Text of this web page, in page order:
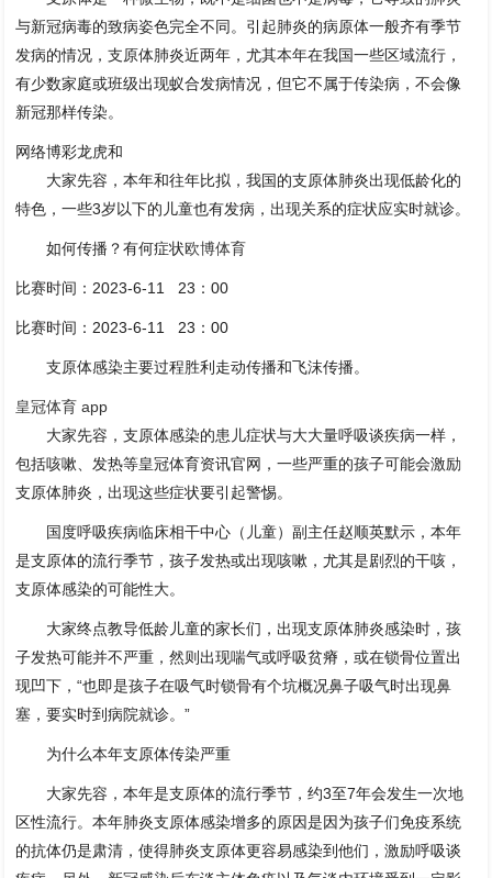
与新冠病毒的致病姿色完全不同。引起肺炎的病原体一般齐有季节
发病的情况，支原体肺炎近两年，尤其本年在我国一些区域流行，
有少数家庭或班级出现蚁合发病情况，但它不属于传染病，不会像
新冠那样传染。
网络博彩龙虎和
大家先容，本年和往年比拟，我国的支原体肺炎出现低龄化的
特色，一些3岁以下的儿童也有发病，出现关系的症状应实时就诊。
如何传播？有何症状欧博体育
比赛时间：2023-6-11 23：00
比赛时间：2023-6-11 23：00
支原体感染主要过程胜利走动传播和飞沫传播。
皇冠体育 app
大家先容，支原体感染的患儿症状与大大量呼吸谈疾病一样，
包括咳嗽、发热等皇冠体育资讯官网，一些严重的孩子可能会激励
支原体肺炎，出现这些症状要引起警惕。
国度呼吸疾病临床相干中心（儿童）副主任赵顺英默示，本年
是支原体的流行季节，孩子发热或出现咳嗽，尤其是剧烈的干咳，
支原体感染的可能性大。
大家终点教导低龄儿童的家长们，出现支原体肺炎感染时，孩
子发热可能并不严重，然则出现喘气或呼吸贫瘠，或在锁骨位置出
现凹下，“也即是孩子在吸气时锁骨有个坑概况鼻子吸气时出现鼻
塞，要实时到病院就诊。”
为什么本年支原体传染严重
大家先容，本年是支原体的流行季节，约3至7年会发生一次地
区性流行。本年肺炎支原体感染增多的原因是因为孩子们免疫系统
的抗体仍是肃清，使得肺炎支原体更容易感染到他们，激励呼吸谈